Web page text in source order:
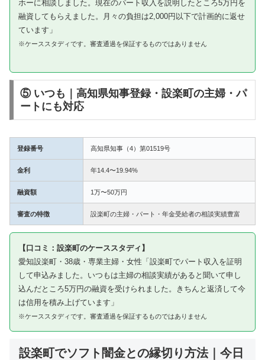
ホーに相談しました。現在のパート収入を説明したところ5万円を
融資してもらえました。月々の負担は2,000円以下で計画的に返せ
ています」
※ケーススタディです。審査通過を保証するものではありません
⑤ いつも｜高知県知事登録・設楽町の主婦・パ
ートにも対応
登録番号 高知県知事（4）第01519号
金利 年14.4〜19.94%
融資額 1万〜50万円
審査の特徴 設楽町の主婦・パート・年金受給者の相談実績豊富
【口コミ：設楽町のケーススタディ】
愛知設楽町・38歳・専業主婦・女性「設楽町でパート収入を証明
して申込みました。いつもは主婦の相談実績があると聞いて申し
込んだところ5万円の融資を受けられました。きちんと返済して今
は信用を積み上げています」
※ケーススタディです。審査通過を保証するものではありません
設楽町でソフト闇金との縁切り方法｜今日